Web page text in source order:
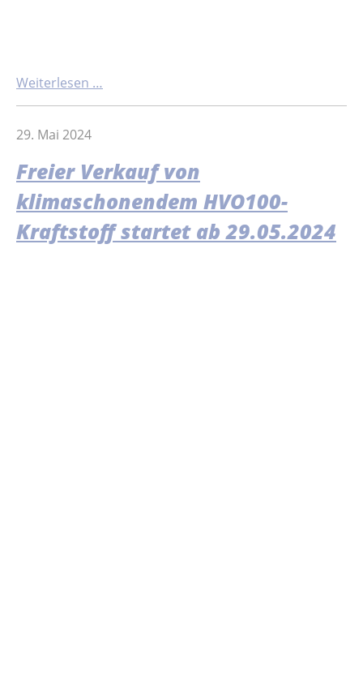
Weiterlesen …
29. Mai 2024
Freier Verkauf von
klimaschonendem HVO100-
Kraftstoff startet ab 29.05.2024